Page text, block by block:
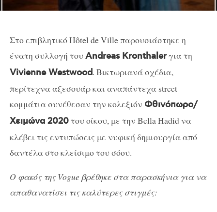
Στο επιβλητικό Hôtel de Ville παρουσιάστηκε η
ένατη συλλογή του Andreas Kronthalerγια τη
Vivienne Westwood. Βικτωριανά σχέδια,
περίτεχνα αξεσουάρ και αναπάντεχα street
κομμάτια συνέθεσαν την κολεξιόν Φθινόπωρο/
Χειμώνα 2020του οίκου, με την Bella Hadid να
κλέβει τις εντυπώσεις με νυφική δημιουργία από
δαντέλα στο κλείσιμο του σόου.
O φακός της Vogue βρέθηκε στα παρασκήνια για να
απαθανατίσει τις καλύτερες στιγμές: